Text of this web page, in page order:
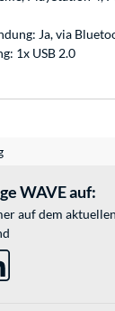
Ja, via
1x USB 2.0
WAVE auf:
auf dem aktuellen